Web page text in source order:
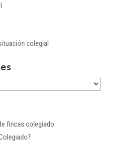
colegial
fincas colegiado